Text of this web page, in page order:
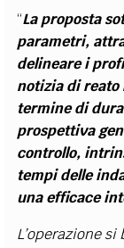
“La proposta
parametri,
delineare i
notizia di reato
termine di
prospettiva
controllo,
tempi delle
una efficace
L’operazione